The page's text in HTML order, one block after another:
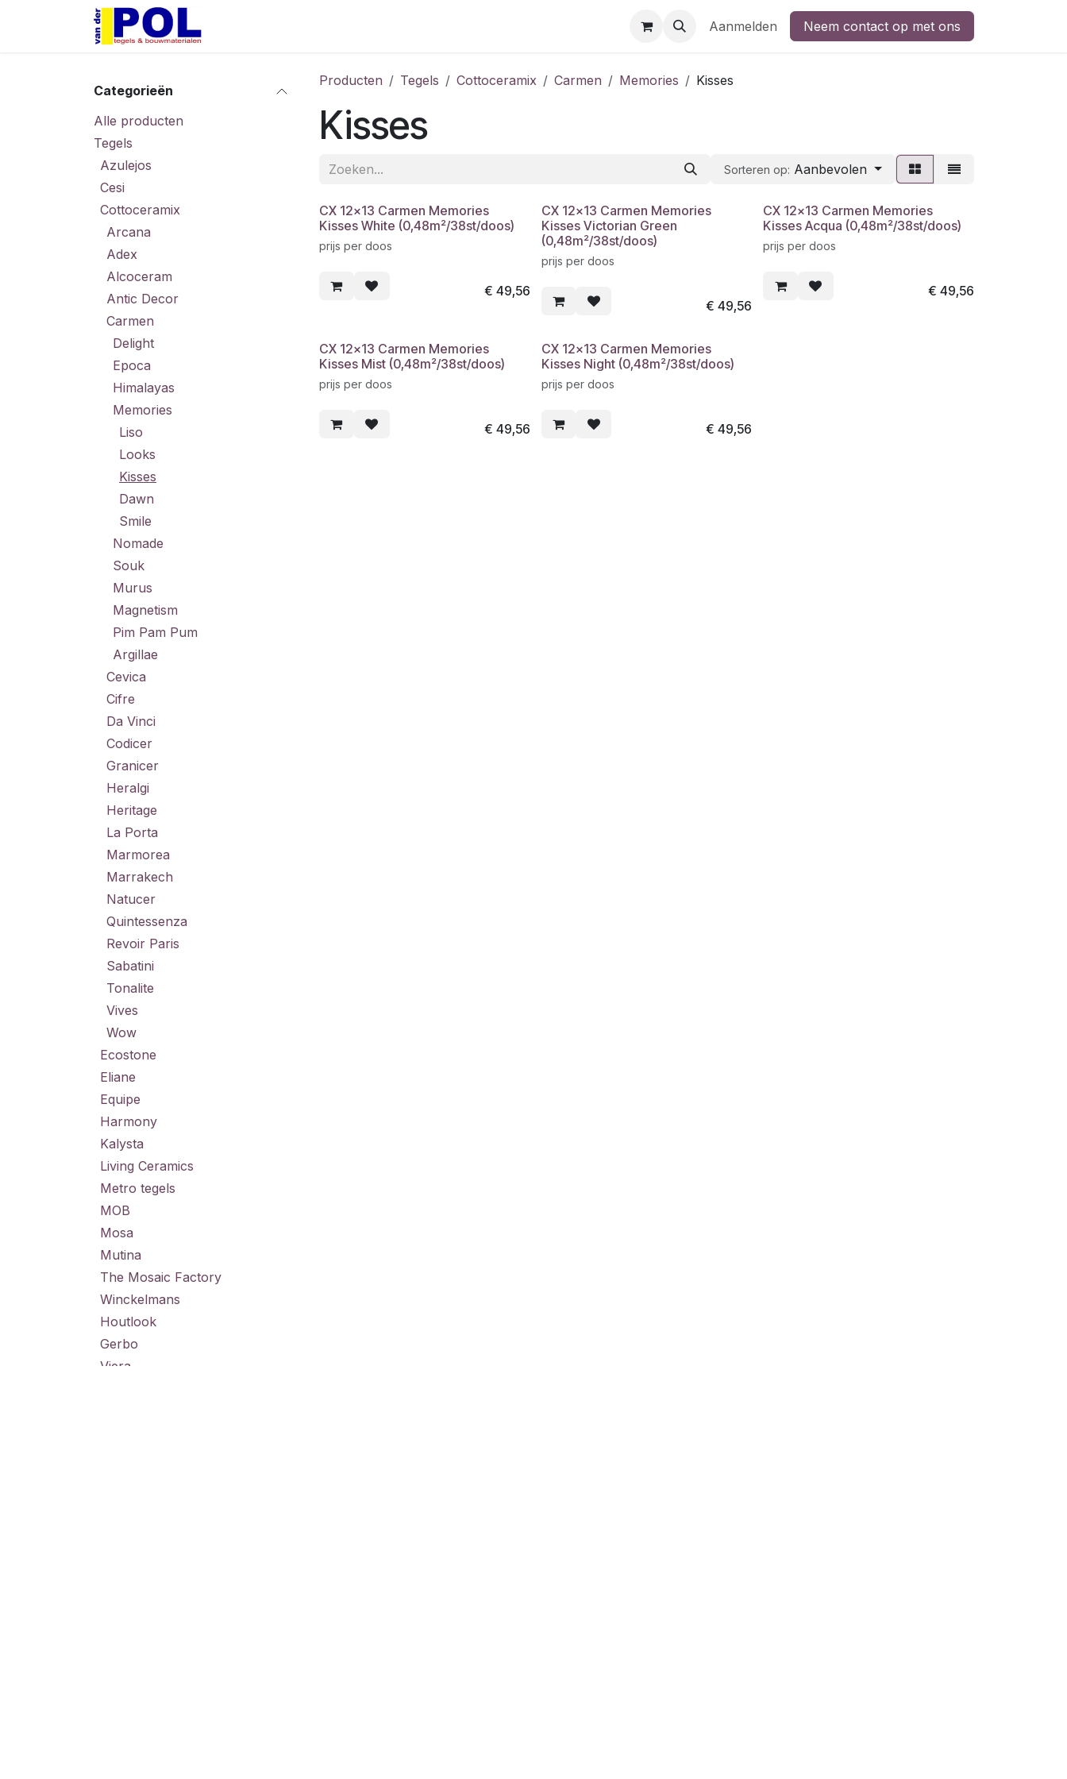
Overslaan naar inhoud
Aanmelden Neem contact op met ons
Categorieën
Alle producten
Tegels
Azulejos
Cesi
Cottoceramix
Arcana
Adex
Alcoceram
Antic Decor
Carmen
Delight
Epoca
Himalayas
Memories
Liso
Looks
Kisses
Dawn
Smile
Nomade
Souk
Murus
Magnetism
Pim Pam Pum
Argillae
Cevica
Cifre
Da Vinci
Codicer
Granicer
Heralgi
Heritage
La Porta
Marmorea
Marrakech
Natucer
Quintessenza
Revoir Paris
Sabatini
Tonalite
Vives
Wow
Ecostone
Eliane
Equipe
Harmony
Kalysta
Living Ceramics
Metro tegels
MOB
Mosa
Mutina
The Mosaic Factory
Winckelmans
Houtlook
Gerbo
Viera
Producten Tegels Cottoceramix Carmen Memories Kisses
Kisses
Sorteren op: Aanbevolen
CX 12x13 Carmen Memories
Kisses White (0,48m²/38st/doos)
prijs per doos
€ 49,56
CX 12x13 Carmen Memories
Kisses Victorian Green
(0,48m²/38st/doos)
prijs per doos
€49,56
CX 12x13 Carmen Memories
Kisses Acqua (0,48m²/38st/doos)
prijs per doos
€ 49,56
CX 12x13 Carmen Memories
Kisses Mist (0,48m²/38st/doos)
prijs per doos
€ 49,56
CX 12x13 Carmen Memories
Kisses Night (0,48m²/38st/doos)
prijs per doos
€49,56